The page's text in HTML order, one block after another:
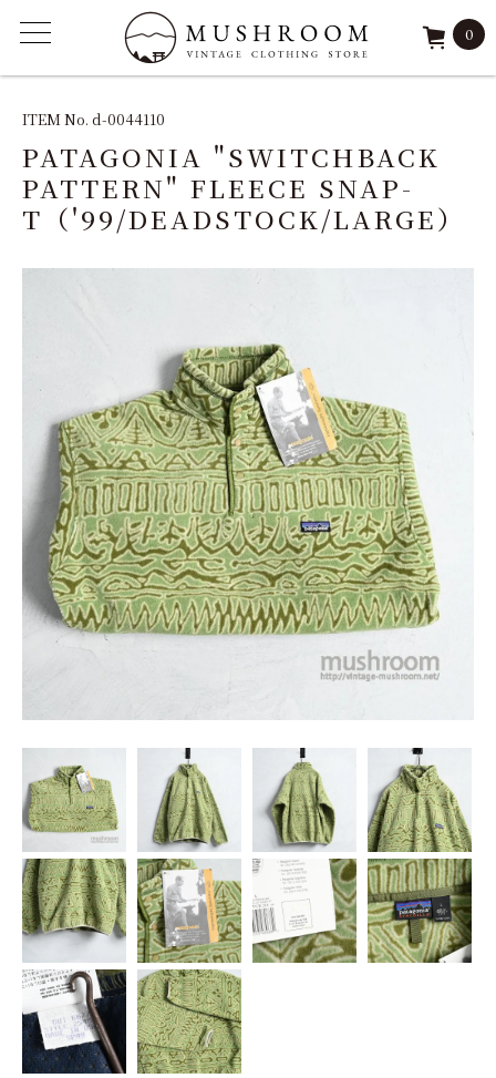
FEATURE
ARCHIVE
REPAIR
STAFF
MY ACCOUNT
0
ITEM No. d-0044110
PATAGONIA "SWITCHBACK
PATTERN" FLEECE SNAP-
T（'99/DEADSTOCK/LARGE）